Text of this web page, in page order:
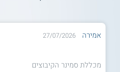
כל סטודנט וסטודנטית הינם שותפים
עיון, בפעילויות הסברה, בתערוכות,
אמירה 27/07/2026
מכללת סמינר הקיבוצים